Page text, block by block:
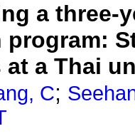
a three-
program:
at a Thai
C;